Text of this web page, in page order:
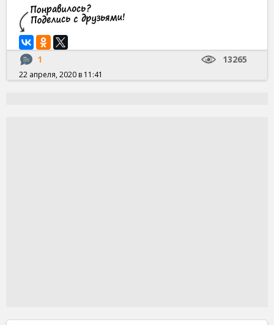
1 13265
22 апреля, 2020 в 11:41